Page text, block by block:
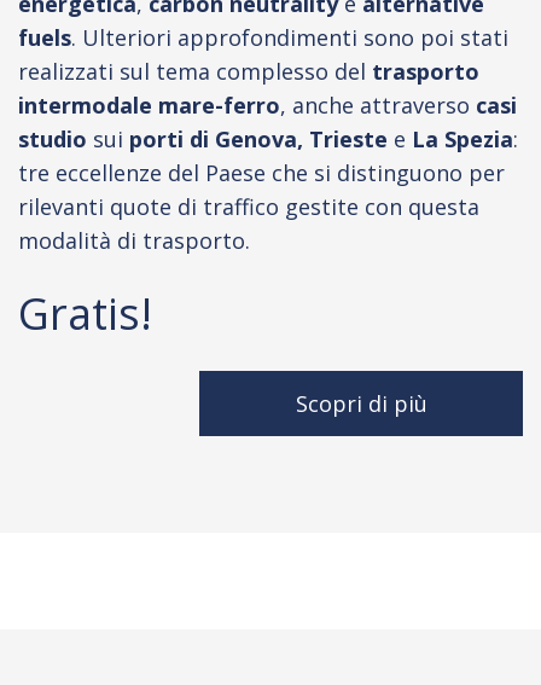
fuels. Ulteriori approfondimenti sono poi stati
realizzati sul tema complesso del trasporto
intermodale mare-ferro, anche attraverso casi
studio sui porti di Genova, Trieste e La Spezia:
tre eccellenze del Paese che si distinguono per
rilevanti quote di traffico gestite con questa
modalità di trasporto.
Gratis!
Scopri di più